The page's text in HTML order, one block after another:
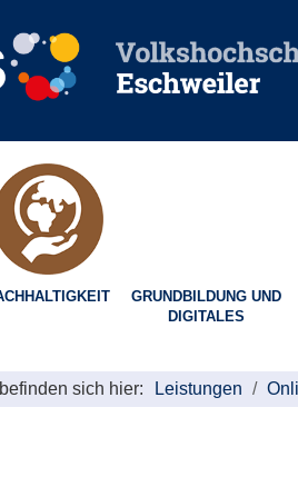
GRUNDBILDUNG UND
DIGITALES
sich hier: Leistungen